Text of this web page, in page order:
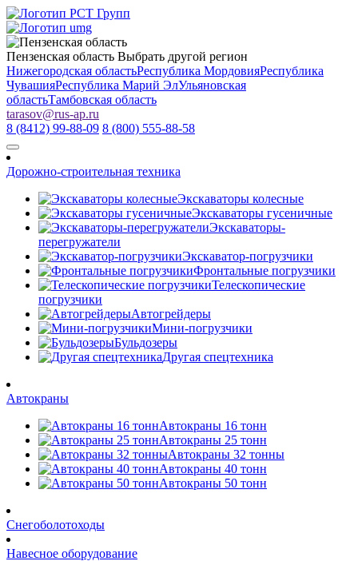
Пензенская область Выбрать другой регион
Нижегородская областьРеспублика МордовияРеспублика
ЧувашияРеспублика Марий ЭлУльяновская
областьТамбовская область
tarasov@rus-ap.ru
8 (8412) 99-88-09 8 (800) 555-88-58
Дорожно-строительная техника
Экскаваторы колесные
Экскаваторы гусеничные
Экскаваторы-
перегружатели
Экскаватор-погрузчики
Фронтальные погрузчики
Телескопические
погрузчики
Автогрейдеры
Мини-погрузчики
Бульдозеры
Другая спецтехника
Автокраны
Автокраны 16 тонн
Автокраны 25 тонн
Автокраны 32 тонны
Автокраны 40 тонн
Автокраны 50 тонн
Снегоболотоходы
Навесное оборудование